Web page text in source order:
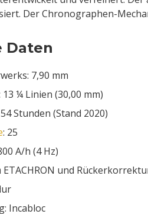
Der Chronographen-
Daten
7,90 mm
¼ Linien (30,00 mm)
Stunden (Stand 2020)
: 25
A/h (4 Hz)
ETACHRON und
Incabloc